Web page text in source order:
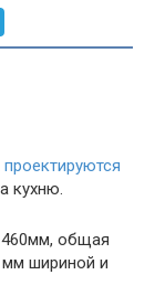
проектируются
кухню.
460мм, общая
мм шириной и